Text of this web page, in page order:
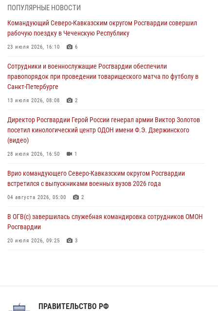
В Удмуртии при силовой поддержке спецназа Росгвардии
оздоровительных услуг (видео)
05 августа 2026, 13:20
посетили мастер-класс по художественной гимнастике
05 августа 2026, 13:00
Офицеры Росгвардии и ветераны войск правопорядка почтили
05 августа 2026, 12:40
Росгвардейцы приняли участие в акции «Волна памяти»,
посвящённой 83‑й годовщине освобождения Белгорода от
05 августа 2026, 12:13 1
ПОПУЛЯРНЫЕ НОВОСТИ
Командующий Северо-Кавказским округом Росгвардии совершил
рабочую поездку в Чеченскую Республику
23 июля 2026, 16:10 6
Сотрудники и военнослужащие Росгвардии обеспечили
правопорядок при проведении товарищеского матча по футболу в
Санкт-Петербурге
13 июля 2026, 08:08 2
Директор Росгвардии Герой России генерал армии Виктор Золотов
посетил кинологический центр ОДОН имени Ф.Э. Дзержинского
(видео)
28 июля 2026, 16:50 1
Врио командующего Северо-Кавказским округом Росгвардии
встретился с выпускниками военных вузов 2026 года
04 августа 2026, 05:00 2
В ОГВ(с) завершилась служебная командировка сотрудников ОМОН
Росгвардии
20 июля 2026, 09:25 3
ПРАВИТЕЛЬСТВО РФ